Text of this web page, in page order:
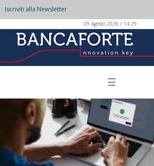
Iscriviti alla Newsletter
09 Agosto 2026 / 14:29
☰